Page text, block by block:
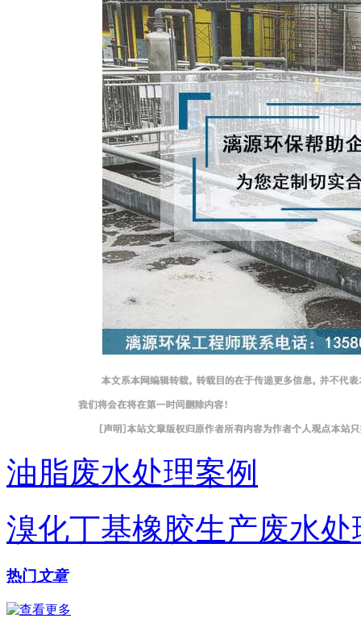
油脂废水处理案例
溴化丁基橡胶生产废水处
热门 文章